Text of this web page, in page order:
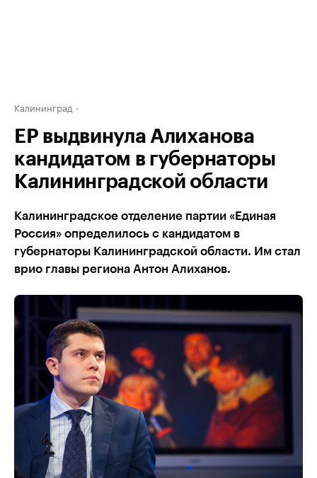
Калининград
ЕР выдвинула Алиханова
кандидатом в губернаторы
Калининградской области
Калининградское отделение партии «Единая
Россия» определилось с кандидатом в
губернаторы Калининградской области. Им стал
врио главы региона Антон Алиханов.